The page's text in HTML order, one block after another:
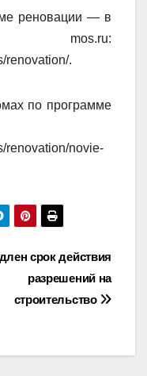
реновации — в
mos.ru:
renovation/.
по программе
renovation/novie-
срок действия
разрешений на
строительство